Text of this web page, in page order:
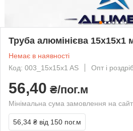
Труба алюмінієва 15х15х1
Немає в наявності
Код: 003_15x15x1 AS
Опт і
56,40 ₴/пог.м
Мінімальна сума замовлення на
56,34 ₴ від 150 пог.м